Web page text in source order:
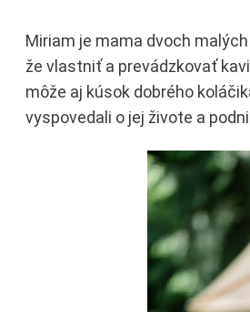
Miriam je mama dvoch
že vlastniť a prevádzkovať
môže aj kúsok dobrého
vyspovedali o jej živote a